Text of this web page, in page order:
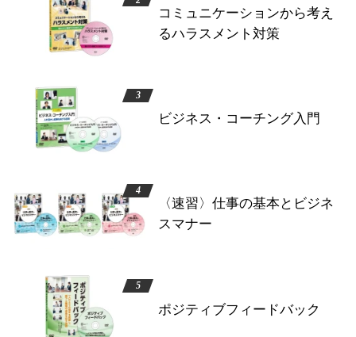
コミュニケーションから考え
るハラスメント対策
ビジネス・コーチング入門
〈速習〉仕事の基本とビジネ
スマナー
ポジティブフィードバック